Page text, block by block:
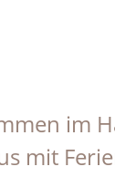
im
mit